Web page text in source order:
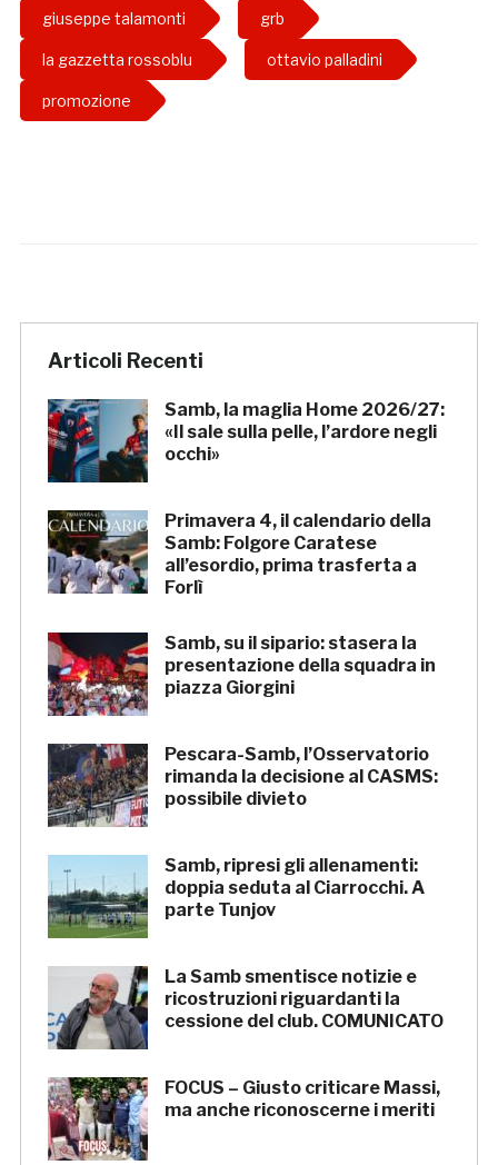
giuseppe talamonti grb
la gazzetta rossoblu ottavio palladini
promozione
Articoli Recenti
Samb, la maglia Home 2026/27:
«Il sale sulla pelle, l’ardore negli
occhi»
Primavera 4, il calendario della
Samb: Folgore Caratese
all’esordio, prima trasferta a
Forlì
Samb, su il sipario: stasera la
presentazione della squadra in
piazza Giorgini
Pescara-Samb, l’Osservatorio
rimanda la decisione al CASMS:
possibile divieto
Samb, ripresi gli allenamenti:
doppia seduta al Ciarrocchi. A
parte Tunjov
La Samb smentisce notizie e
ricostruzioni riguardanti la
cessione del club. COMUNICATO
FOCUS – Giusto criticare Massi,
ma anche riconoscerne i meriti